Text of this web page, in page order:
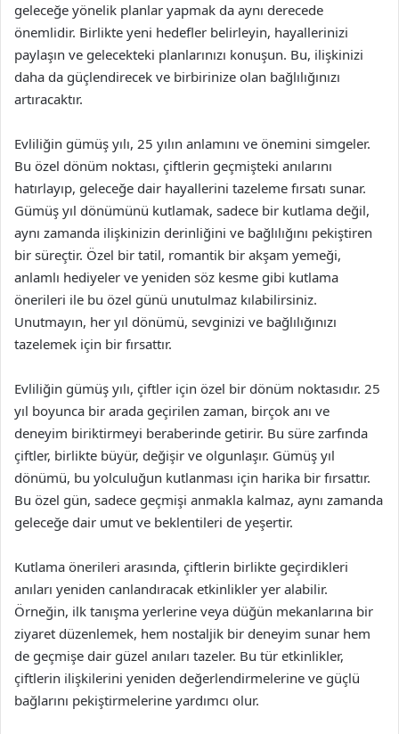
geleceğe yönelik planlar yapmak da aynı derecede
önemlidir. Birlikte yeni hedefler belirleyin, hayallerinizi
paylaşın ve gelecekteki planlarınızı konuşun. Bu, ilişkinizi
daha da güçlendirecek ve birbirinize olan bağlılığınızı
artıracaktır.
Evliliğin gümüş yılı, 25 yılın anlamını ve önemini simgeler.
Bu özel dönüm noktası, çiftlerin geçmişteki anılarını
hatırlayıp, geleceğe dair hayallerini tazeleme fırsatı sunar.
Gümüş yıl dönümünü kutlamak, sadece bir kutlama değil,
aynı zamanda ilişkinizin derinliğini ve bağlılığını pekiştiren
bir süreçtir. Özel bir tatil, romantik bir akşam yemeği,
anlamlı hediyeler ve yeniden söz kesme gibi kutlama
önerileri ile bu özel günü unutulmaz kılabilirsiniz.
Unutmayın, her yıl dönümü, sevginizi ve bağlılığınızı
tazelemek için bir fırsattır.
Evliliğin gümüş yılı, çiftler için özel bir dönüm noktasıdır. 25
yıl boyunca bir arada geçirilen zaman, birçok anı ve
deneyim biriktirmeyi beraberinde getirir. Bu süre zarfında
çiftler, birlikte büyür, değişir ve olgunlaşır. Gümüş yıl
dönümü, bu yolculuğun kutlanması için harika bir fırsattır.
Bu özel gün, sadece geçmişi anmakla kalmaz, aynı zamanda
geleceğe dair umut ve beklentileri de yeşertir.
Kutlama önerileri arasında, çiftlerin birlikte geçirdikleri
anıları yeniden canlandıracak etkinlikler yer alabilir.
Örneğin, ilk tanışma yerlerine veya düğün mekanlarına bir
ziyaret düzenlemek, hem nostaljik bir deneyim sunar hem
de geçmişe dair güzel anıları tazeler. Bu tür etkinlikler,
çiftlerin ilişkilerini yeniden değerlendirmelerine ve güçlü
bağlarını pekiştirmelerine yardımcı olur.